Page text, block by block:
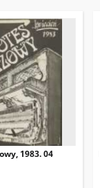
1983. 04